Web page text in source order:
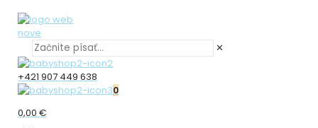
✕
+421 907 449 638
0
0,00 €